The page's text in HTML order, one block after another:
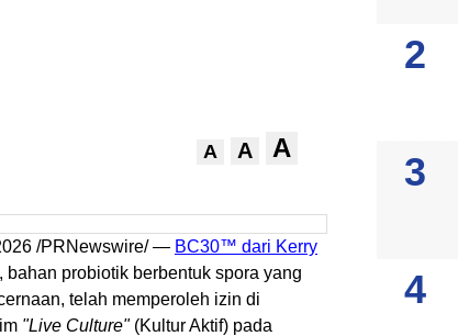
A A A
/PRNewswire/ — BC30™ dari Kerry
bahan probiotik berbentuk spora yang
telah memperoleh izin di
"Live Culture"(Kultur Aktif) pada